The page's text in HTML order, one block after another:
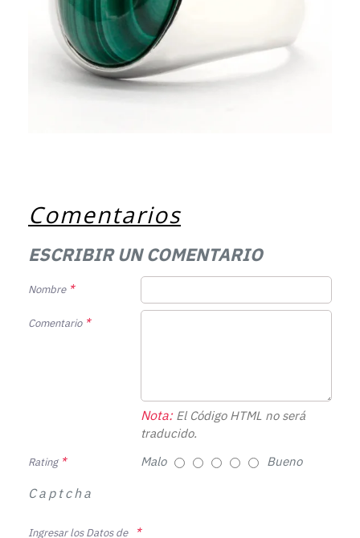
Comentarios
ESCRIBIR UN COMENTARIO
Nombre
Comentario
Nota:El Código HTML no será
traducido.
Rating Malo Bueno
Captcha
Ingresar los Datos de